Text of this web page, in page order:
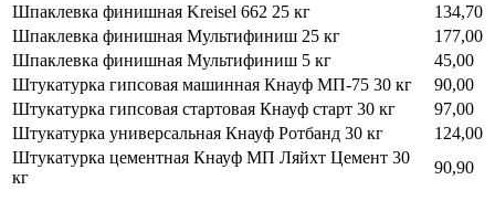
Шпаклевка финишная Kreisel 662 25 кг
134,70
Шпаклевка финишная Мультифиниш 25 кг
177,00
Шпаклевка финишная Мультифиниш 5 кг
45,00
Штукатурка гипсовая машинная Кнауф МП-75 30 кг
90,00
Штукатурка гипсовая стартовая Кнауф старт 30 кг
97,00
Штукатурка универсальная Кнауф Ротбанд 30 кг
124,00
Штукатурка цементная Кнауф МП Ляйхт Цемент 30
кг
90,90